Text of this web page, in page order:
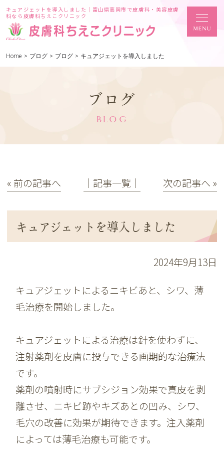
キュアジェットを導入しました｜富山県高岡市で皮膚科・美容皮膚
科なら皮膚科ちえこクリニック
Home > ブログ > ブログ > キュアジェットを導入しました
ブログ
BLOG
« 前の記事へ │記事一覧│ 次の記事へ »
キュアジェットを導入しました
2024年9月13日
キュアジェットによるニキビあと、シワ、薄
毛治療を開始しました。
キュアジェットによる治療は針を使わずに、
注射薬剤を皮膚に投与できる画期的な治療法
です。
薬剤の噴射時にサブシジョン効果で真皮を剥
離させ、ニキビ跡やキズあとの凹み、シワ、
毛穴の改善に効果が期待できます。注入薬剤
によっては薄毛治療も可能です。